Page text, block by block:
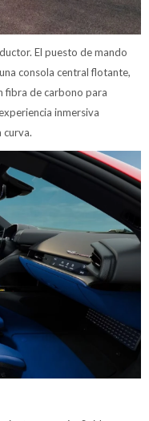
El puesto de mando
consola central flotante,
fibra de carbono para
inmersiva
curva.